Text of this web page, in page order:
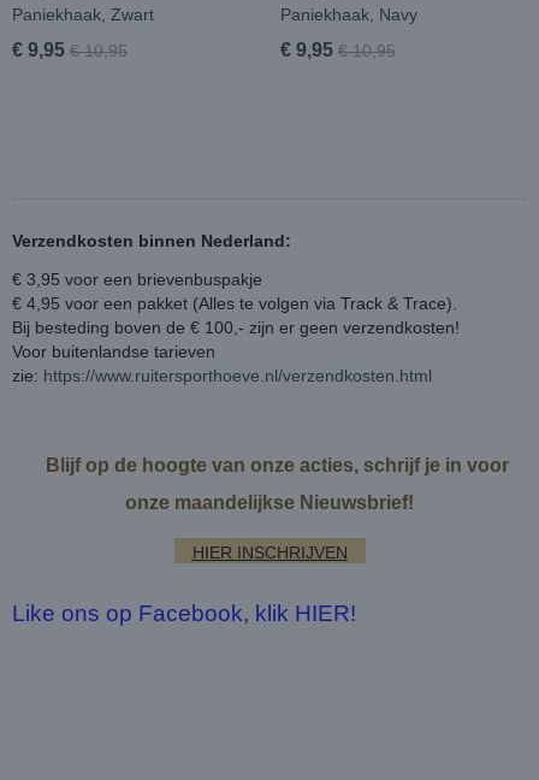
Paniekhaak, Zwart
€ 9,95 € 10,95
Paniekhaak, Navy
€ 9,95 € 10,95
Verzendkosten binnen Nederland:
€ 3,95 voor een brievenbuspakje
€ 4,95 voor een pakket (Alles te volgen via Track & Trace).
Bij besteding boven de € 100,- zijn er geen verzendkosten!
Voor buitenlandse tarieven
zie: https://www.ruitersporthoeve.nl/verzendkosten.html
Blijf op de hoogte van onze acties, schrijf je in voor
onze maandelijkse Nieuwsbrief!
HIER INSCHRIJVEN
Like ons op Facebook, klik HIER!